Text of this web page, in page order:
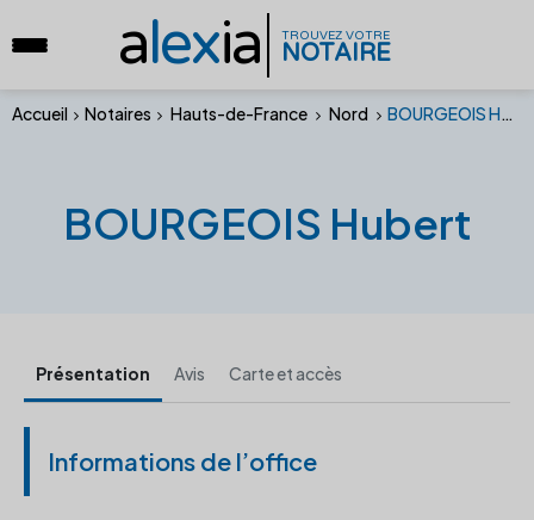
alexia TROUVEZ VOTRE
NOTAIRE
Accueil Notaires Hauts-de-France Nord BOURGEOIS Hubert
BOURGEOIS Hubert
Présentation Avis Carte et accès
Informations de l’office